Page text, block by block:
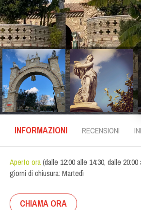
INFORMAZIONI RECENSIONI
Aperto ora(dalle 12:00alle 14:30, dalle 20:00
giorni di chiusura: Martedì
CHIAMA ORA